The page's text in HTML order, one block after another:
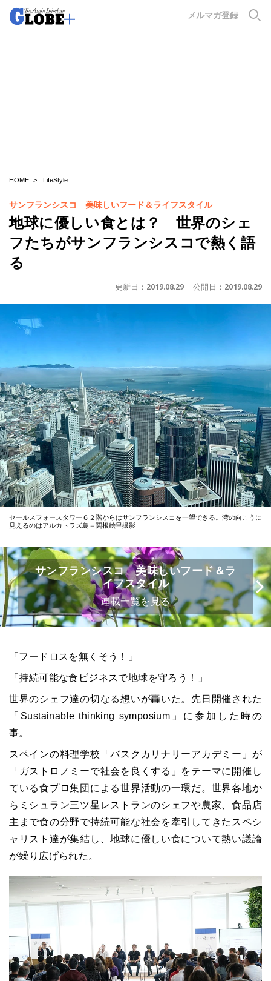
メルマガ登録
HOME LifeStyle
サンフランシスコ 美味しいフード＆ライフスタイル
地球に優しい食とは？ 世界のシェ
フたちがサンフランシスコで熱く語
る
更新日： 2019.08.29 公開日： 2019.08.29
セールスフォースタワー６２階からはサンフランシスコを一望できる。湾の向こうに
見えるのはアルカトラズ島＝関根絵里撮影
サンフランシスコ 美味しいフード＆ラ
イフスタイル
連載一覧を見る
「フードロスを無くそう！」
「持続可能な食ビジネスで地球を守ろう！」
世界のシェフ達の切なる想いが轟いた。先日開催された
「 Sustainable thinking symposium」に 参加した時の
事。
スペインの料理学校「バスクカリナリーアカデミー」が
「ガストロノミーで社会を良くする」をテーマに開催し
ている食プロ集団による世界活動の一環だ。世界各地か
らミシュラン三ツ星レストランのシェフや農家、食品店
主まで食の分野で持続可能な社会を牽引してきたスペシ
ャリスト達が集結し、地球に優しい食について熱い議論
が繰り広げられた。